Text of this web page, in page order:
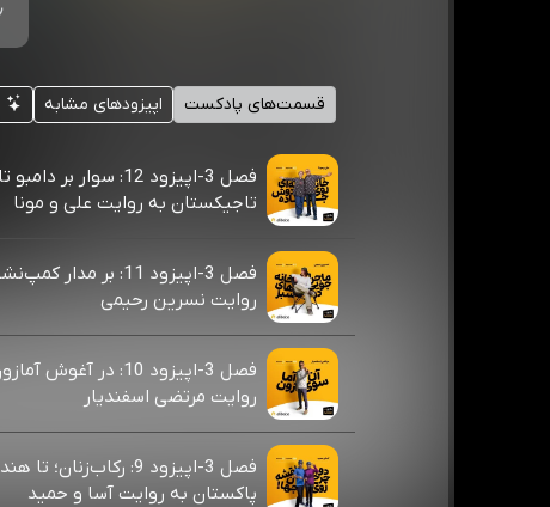
قسمت‌های پادکست اپیزودهای مشابه
فصل 3-اپیزود 12: سوار بر دامبو تا
تاجیکستان به روایت علی و مونا
فصل 3-اپیزود 11: بر مدار
روایت نسرین رحیمی
فصل 3-اپیزود 10: در آغوش
روایت مرتضی اسفندیار
فصل 3-اپیزود 9: رکاب‌زنان؛ تا
پاکستان به روایت آسا و حمید